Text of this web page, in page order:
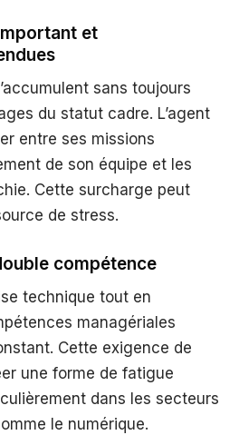
et
sans toujours
du statut cadre. L’agent
entre ses missions
de son équipe et les
Cette surcharge peut
de stress.
compétence
technique tout en
managériales
Cette exigence de
une forme de fatigue
dans les secteurs
le numérique.